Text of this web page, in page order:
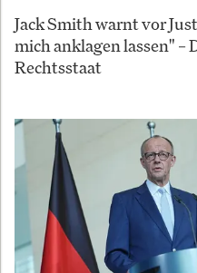
Jack Smith warnt vor
mich anklagen lassen" –
Rechtsstaat